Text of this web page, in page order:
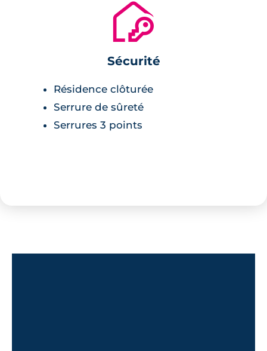
🔐
Sécurité
Résidence clôturée
Serrure de sûreté
Serrures 3 points